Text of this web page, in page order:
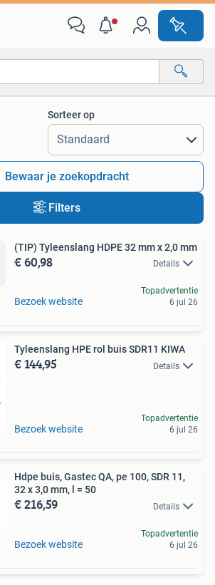
Alle afstanden…
Sorteer op
Bewaar je zoekopdracht
Filters
(TIP) Tyleenslang HDPE 32 mm x 2,0 mm
€ 60,98 Details
Bezoek website
Topadvertentie
6 jul 26
Tyleenslang HPE rol buis SDR11 KIWA
€ 144,95 Details
Bezoek website
Topadvertentie
6 jul 26
Hdpe buis, Gastec QA, pe 100, SDR 11,
32 x 3,0 mm, l = 50
€ 216,59 Details
Bezoek website
Topadvertentie
6 jul 26